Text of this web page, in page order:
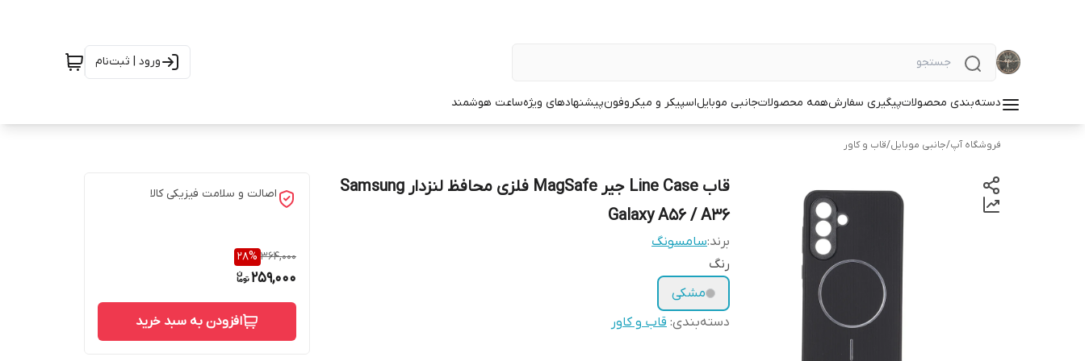
ورود | ثبت‌نام
دسته‌بندی محصولاتپیگیری سفارشهمه محصولاتجانبی موبایلاسپیکر و میکروفونپیشنهادهای ویژهساعت هوشمند
فروشگاه آپ/جانبی موبایل/قاب و کاور
قاب Line Case جیر MagSafe فلزی محافظ لنزدار Samsung
Galaxy A56 / A36
برند:سامسونگ
رنگ
مشکی
دسته‌بندی: قاب و کاور
اصالت و سلامت فیزیکی کالا
364,000
28%
259,000
افزودن به سبد خرید